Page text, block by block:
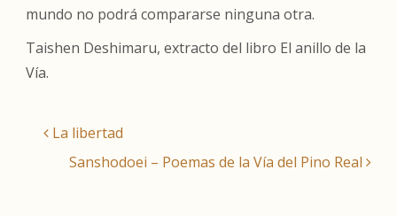
mundo no podrá compararse ninguna otra.
Taishen Deshimaru, extracto del libro El anillo de la
Vía.
La libertad
Sanshodoei – Poemas de la Vía del Pino Real